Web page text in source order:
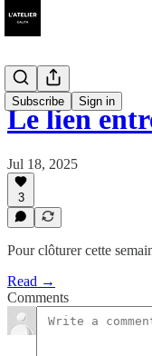
Subscribe Sign in
Le lien
Jul 18, 2025
3
Pour clôturer cette
Read →
Comments